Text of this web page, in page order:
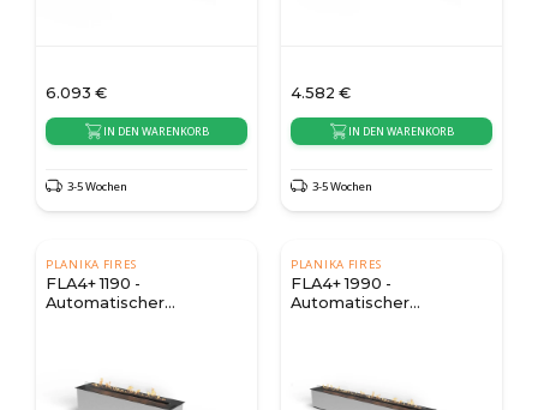
6.093 €
IN DEN WARENKORB
3-5 Wochen
4.582 €
IN DEN WARENKORB
3-5 Wochen
PLANIKA FIRES
FLA4+ 1190 -
Automatischer
PLANIKA FIRES
FLA4+ 1990 -
Automatischer